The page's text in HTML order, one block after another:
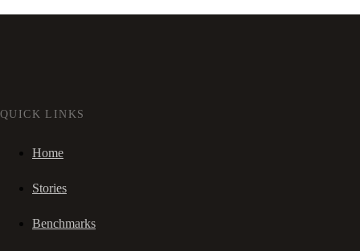
QUICK LINKS
Home
Stories
Benchmarks